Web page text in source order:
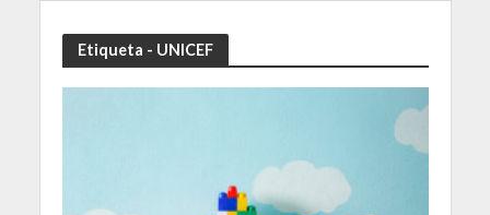
Etiqueta - UNICEF